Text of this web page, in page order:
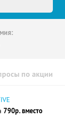
по акции
790р. вместо